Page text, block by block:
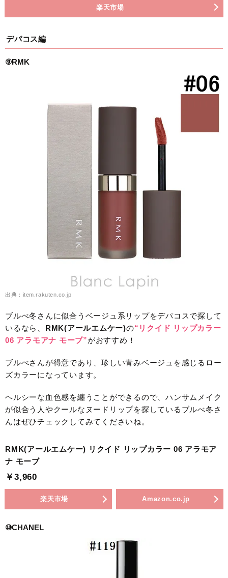
楽天市場
デパコス編
⑨RMK
出典：item.rakuten.co.jp
ブルべ冬さんに似合うベージュ系リップをデパコスで探して
いるなら、 RMK(アールエムケー)の“リクイド リップカラー
06 アラモアナ モーブ”がおすすめ！
ブルべさんが得意であり、珍しい青みベージュを感じるロー
ズカラーになっています。
ヘルシーな血色感を纏うことができるので、ハンサムメイク
が似合う人やクールなヌードリップを探しているブルべ冬さ
んはぜひチェックしてみてくださいね。
RMK(アールエムケー) リクイド リップカラー 06 アラモア
ナ モーブ
￥3,960
楽天市場 Amazon.co.jp
⑩CHANEL